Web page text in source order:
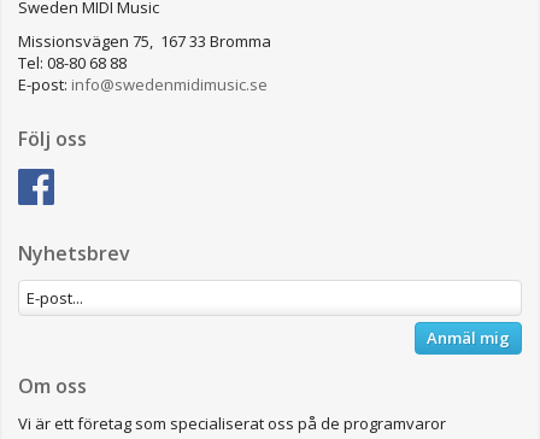
Sweden MIDI Music
Missionsvägen 75, 167 33 Bromma
Tel: 08-80 68 88
E-post: info@swedenmidimusic.se
Följ oss
Nyhetsbrev
Anmäl mig
Om oss
Vi är ett företag som specialiserat oss på de programvaror